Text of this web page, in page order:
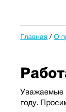
Главная / О
Уважаемые
году.